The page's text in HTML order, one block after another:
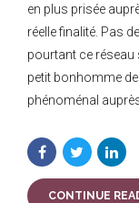
en plus prisée
réelle finalité. Pas
pourtant ce
petit bonhomme
phénoménal
CONTINUE